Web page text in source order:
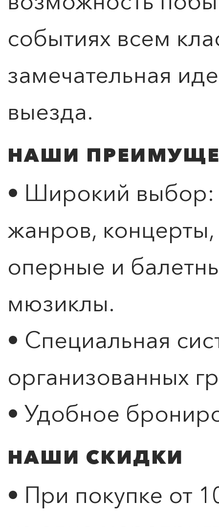
событиях всем
замечательная
выезда.
НАШИ
• Широкий выбор:
жанров, концерты,
оперные и
мюзиклы.
• Специальная
организованных
• Удобное
НАШИ СКИДКИ
• При покупке от